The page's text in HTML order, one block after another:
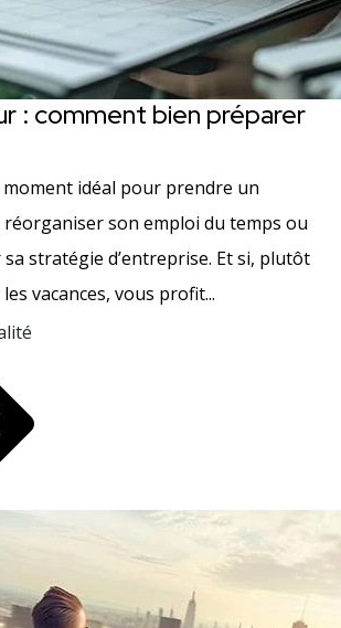
: comment bien préparer
idéal pour prendre un
son emploi du temps ou
stratégie d’entreprise. Et si, plutôt
vacances, vous profit...